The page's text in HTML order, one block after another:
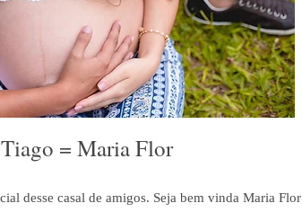
= Maria Flor
desse casal de amigos. Seja bem vinda Maria Flor